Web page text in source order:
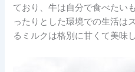
ており、牛は自分で食べたい
ったりとした環境での生活は
るミルクは格別に甘くて美味